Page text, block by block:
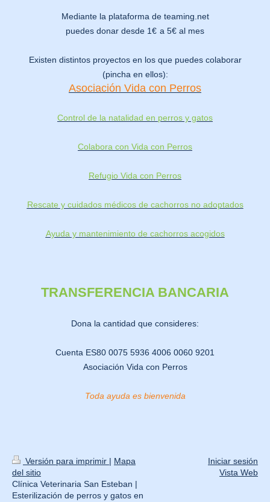
Mediante la plataforma de teaming.net
puedes donar desde 1€ a 5€ al mes
Existen distintos proyectos en los que puedes colaborar
(pincha en ellos):
Asociación Vida con Perros
Control de la natalidad en perros y gatos
Colabora con Vida con Perros
Refugio Vida con Perros
Rescate y cuidados médicos de cachorros no adoptados
Ayuda y mantenimiento de cachorros acogidos
TRANSFERENCIA BANCARIA
Dona la cantidad que consideres:
Cuenta ES80 0075 5936 4006 0060 9201
Asociación Vida con Perros
Toda ayuda es bienvenida
Versión para imprimir | Mapa
del sitio
Clínica Veterinaria San Esteban |
Esterilización de perros y gatos en
Iniciar sesión
Vista Web